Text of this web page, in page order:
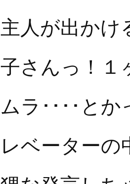
主人が出かけ
子さんっ！１
ムラ････と
レベーターの